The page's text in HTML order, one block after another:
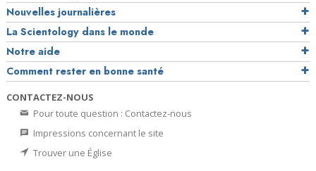
Nouvelles journalières
La Scientology dans le monde
Notre aide
Comment rester en bonne santé
CONTACTEZ-NOUS
Pour toute question : Contactez-nous
Impressions concernant le site
Trouver une Église